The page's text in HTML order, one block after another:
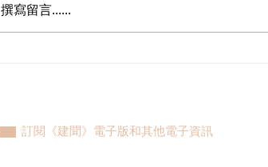
撰寫留言......
訂閱《建聞》電子版和其他電子資訊